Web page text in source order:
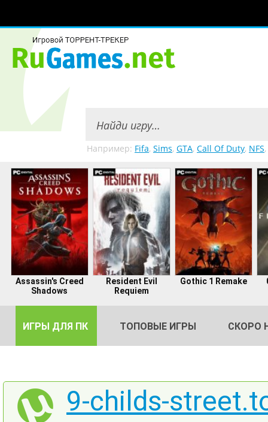
Например: Fifa, Sims, GTA, Call Of Duty, NFS,
Assassin's Creed
Shadows
Resident Evil
Requiem
Gothic 1 Remake
ИГРЫ ДЛЯ ПК ТОПОВЫЕ ИГРЫ СКОРО
9-childs-